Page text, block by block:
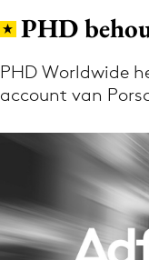
Volg het
PHD
PHD Worldwide
account van